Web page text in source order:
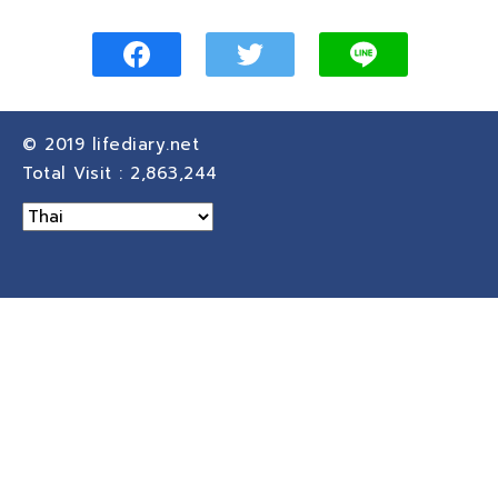
© 2019 lifediary.net
Total Visit : 2,863,244